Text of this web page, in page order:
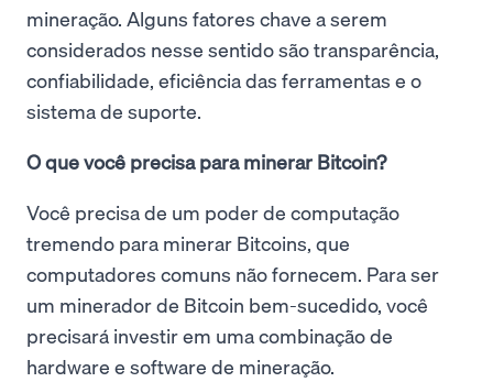
mineração. Alguns fatores chave a serem
considerados nesse sentido são transparência,
confiabilidade, eficiência das ferramentas e o
sistema de suporte.
O que você precisa para minerar Bitcoin?
Você precisa de um poder de computação
tremendo para minerar Bitcoins, que
computadores comuns não fornecem. Para ser
um minerador de Bitcoin bem-sucedido, você
precisará investir em uma combinação de
hardware e software de mineração.